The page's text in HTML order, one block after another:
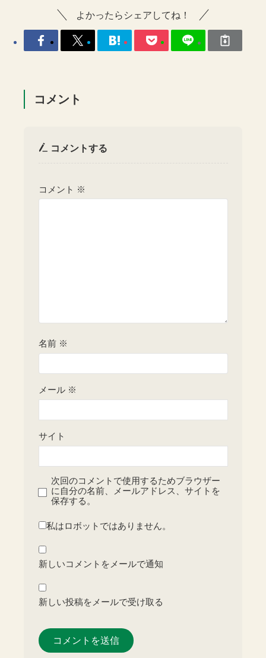
よかったらシェアしてね！
コメント
コメントする
コメント ※
名前 ※
メール ※
サイト
次回のコメントで使用するためブラウザー
に自分の名前、メールアドレス、サイトを
保存する。
私はロボットではありません。
新しいコメントをメールで通知
新しい投稿をメールで受け取る